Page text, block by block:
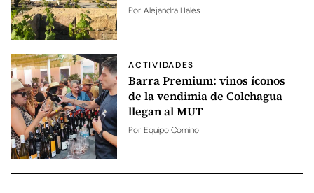
Por Alejandra Hales
ACTIVIDADES
Barra Premium: vinos íconos
de la vendimia de Colchagua
llegan al MUT
Por Equipo Comino